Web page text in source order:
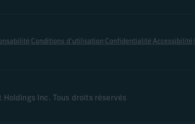
Conditions d’utilisation Confidentialité Accessibilité
Inc. Tous droits réservés